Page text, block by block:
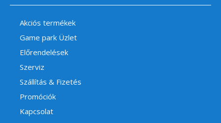
Akciós termékek
Game park Üzlet
Előrendelések
Szerviz
Szállítás & Fizetés
Promóciók
Kapcsolat